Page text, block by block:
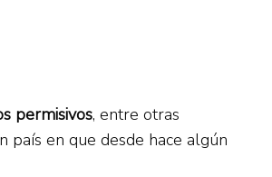
permisivos, entre otras
país en que desde hace algún